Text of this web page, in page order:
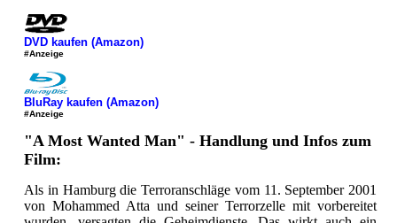
DVD kaufen (Amazon)
#Anzeige
BluRay kaufen (Amazon)
#Anzeige
"A Most Wanted Man" - Handlung und Infos zum
Film:
Als in Hamburg die Terroranschläge vom 11. September 2001
von Mohammed Atta und seiner Terrorzelle mit vorbereitet